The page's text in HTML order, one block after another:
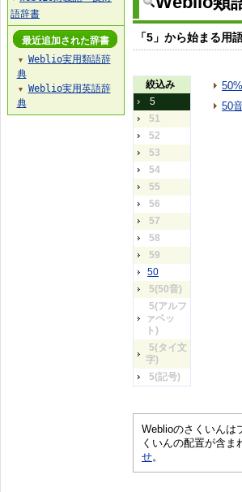
「5」から始まる用
絞込み
5
51
52
53
54
55
56
57
58
59
50
5(50音)
5(アルフ
ァベッ
ト)
5(タイ文
字)
5(記号)
50%
50
Weblioのさくいんは
くいんの配置が含
せ。
語辞書
最近追加された辞書
▼
Weblio実用類語辞
典
▼
Weblio実用英語辞
典